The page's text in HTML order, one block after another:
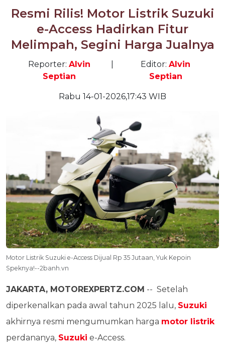
Resmi Rilis! Motor Listrik Suzuki
e-Access Hadirkan Fitur
Melimpah, Segini Harga Jualnya
Reporter: Alvin
Septian
Editor:Alvin
Septian
Rabu 14-01-2026,17:43 WIB
Motor Listrik Suzuki e-Access Dijual Rp 35 Jutaan, Yuk Kepoin
Speknya!--2banh.vn
JAKARTA, MOTOREXPERTZ.COM -- Setelah
diperkenalkan pada awal tahun 2025 lalu, Suzuki
akhirnya resmi mengumumkan harga motor listrik
perdananya, Suzuki e-Access.